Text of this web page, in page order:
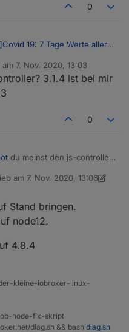
0
19: 7 Tage Werte aller
Skript genutzt. Das
einwandfrei lief.
denn?
am 7. Nov. 2020, 13:03
von
3.1.4 ist bei mir
0
du meinst den js-controller?
am 7. Nov. 2020, 13:06
editiert von Thomas Braun
Stand bringen.
node12.
4.8.4
kleine-iobroker-linux-
node-fix-skript
diag.sh && bash diag.sh